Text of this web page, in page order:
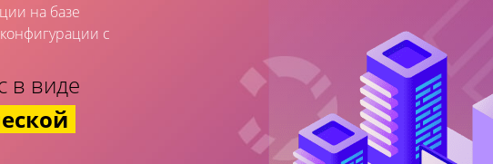
на базе
с
в виде